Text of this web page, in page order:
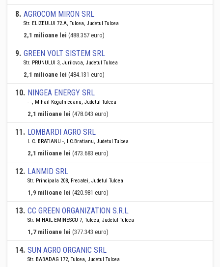
8. AGROCOM MIRON SRL
Str. ELIZEULUI 72.A, Tulcea, Judetul Tulcea
2,1 milioane lei (488.357 euro)
9. GREEN VOLT SISTEM SRL
Str. PRUNULUI 3, Jurilovca, Judetul Tulcea
2,1 milioane lei (484.131 euro)
10. NINGEA ENERGY SRL
- -, Mihail Kogalniceanu, Judetul Tulcea
2,1 milioane lei (478.043 euro)
11. LOMBARDI AGRO SRL
I. C. BRATIANU -, I.C.Bratianu, Judetul Tulcea
2,1 milioane lei (473.683 euro)
12. LANMID SRL
Str. Principala 208, Frecatei, Judetul Tulcea
1,9 milioane lei (420.981 euro)
13. CC GREEN ORGANIZATION S.R.L.
Str. MIHAIL EMINESCU 7, Tulcea, Judetul Tulcea
1,7 milioane lei (377.343 euro)
14. SUN AGRO ORGANIC SRL
Str. BABADAG 172, Tulcea, Judetul Tulcea